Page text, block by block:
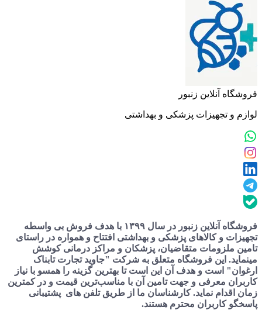
فروشگاه آنلاین زنبور
لوازم و تجهیزات پزشکی و بهداشتی
فروشگاه آنلاین زنبور در سال ۱۳۹۹ با هدف فروش بی واسطه
تجهیزات و کالاهای پزشکی و بهداشتی افتتاح و همواره در راستای
تامین ملزومات متقاضیان، پزشکان و مراکز درمانی کوشش
مینماید. این فروشگاه متعلق به شرکت "جاوید تجارت تابناک
ارغوان" است و هدف آن این است تا بهترین گزینه را همسو با نیاز
کاربران معرفی و جهت تامین آن با مناسب‌ترین قیمت و در کمترین
زمان اقدام نماید. کارشناسان ما از طریق تلفن های پشتیبانی
پاسخگو کاربران محترم هستند.